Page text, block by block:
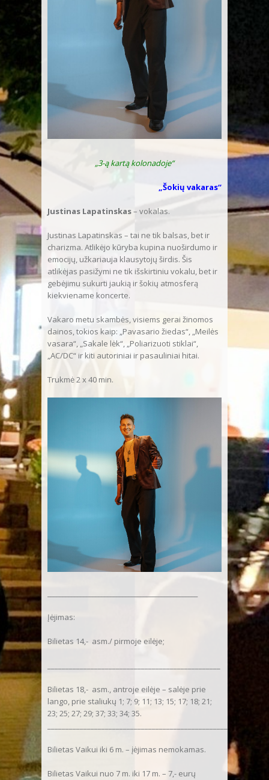
„3-ą kartą kolonadoje“
„Šokių vakaras“
Justinas Lapatinskas– vokalas.
Justinas Lapatinskas – tai ne tik balsas, bet ir
charizma. Atlikėjo kūryba kupina nuoširdumo ir
emocijų, užkariauja klausytojų širdis. Šis
atlikėjas pasižymi ne tik išskirtiniu vokalu, bet ir
gebėjimu sukurti jaukią ir šokių atmosferą
kiekviename koncerte.
Vakaro metu skambės, visiems gerai žinomos
dainos, tokios kaip: „Pavasario žiedas“, „Meilės
vasara“, „Sakale lėk“, „Poliarizuoti stiklai“,
„AC/DC“ ir kiti autoriniai ir pasauliniai hitai.
Trukmė 2 x 40 min.
Įėjimas:
Bilietas 14,- asm./ pirmoje eilėje;
Bilietas 18,- asm., antroje eilėje – salėje prie
lango, prie staliukų 1; 7; 9; 11; 13; 15; 17; 18; 21;
23; 25; 27; 29; 37; 33; 34; 35.
Bilietas Vaikui iki 6 m. – įėjimas nemokamas.
Bilietas Vaikui nuo 7 m. iki 17 m. – 7,- eurų